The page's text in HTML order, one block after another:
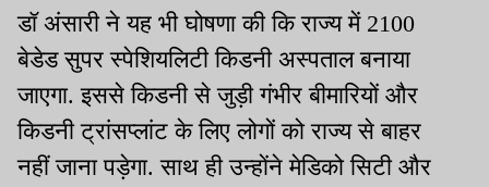
डॉ अंसारी ने यह भी घोषणा की कि राज्य में 2100
बेडेड सुपर स्पेशियलिटी किडनी अस्पताल बनाया
जाएगा. इससे किडनी से जुड़ी गंभीर बीमारियों और
किडनी ट्रांसप्लांट के लिए लोगों को राज्य से बाहर
नहीं जाना पड़ेगा. साथ ही उन्होंने मेडिको सिटी और